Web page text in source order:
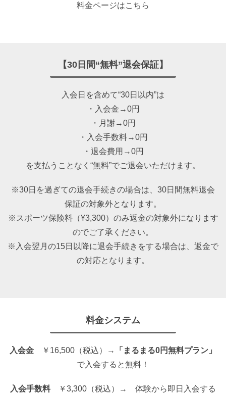
料金ページはこちら
【30日間“無料”退会保証】
入会日を含めて“30日以内”は
・入会金→0円
・月謝→0円
・入会手数料→0円
・退会費用→0円
を支払うことなく“無料”でご退会いただけます。
※30日を過ぎての退会手続きの場合は、30日間無料退会
保証の対象外となります。
※スポーツ保険料（¥3,300）のみ返金の対象外になります
のでご了承ください。
※入会翌月の15日以降に退会手続きをする場合は、返金で
の対応となります。
料金システム
入会金 ￥16,500（税込）→
「まるまる0円無料プラン」
で入会すると無料！
入会手数料￥3,300（税込）→ 体験から即日入会する